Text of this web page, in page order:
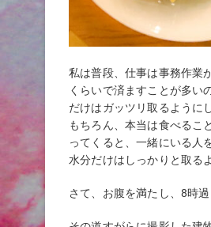
私は普段、仕事は事務作業
くらいで済ますことが多い
だけはガッツリ取るように
もちろん、本当は食べるこ
ってくると、一緒にいる人
水分だけはしっかりと取る
さて、お腹を満たし、8時